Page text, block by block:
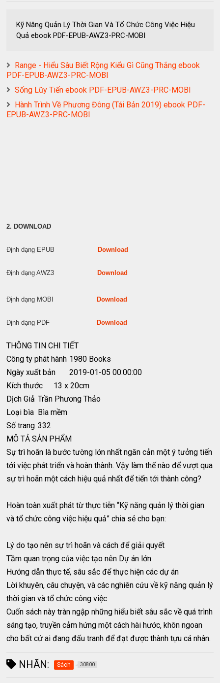
Kỹ Năng Quản Lý Thời Gian Và Tổ Chức Công Việc Hiệu
Quả ebook PDF-EPUB-AWZ3-PRC-MOBI
Range - Hiểu Sâu Biết Rộng Kiểu Gì Cũng Thắng ebook
PDF-EPUB-AWZ3-PRC-MOBI
Sống Lũy Tiến ebook PDF-EPUB-AWZ3-PRC-MOBI
Hành Trình Về Phương Đông (Tái Bản 2019) ebook PDF-
EPUB-AWZ3-PRC-MOBI
2. DOWNLOAD
Định dạng EPUB Download
Định dạng AWZ3 Download
Định dạng MOBI Download
Định dạng PDF Download
THÔNG TIN CHI TIẾT
Công ty phát hành 1980 Books
Ngày xuất bản
2019-01-05 00:00:00
Kích thước
13 x 20cm
Dịch Giả Trần Phương Thảo
Loại bìa Bìa mềm
Số trang 332
MÔ TẢ SẢN PHẨM
Sự trì hoãn là bước tường lớn nhất ngăn cản một ý tưởng tiến
tới việc phát triển và hoàn thành. Vậy làm thế nào để vượt qua
sự trì hoãn một cách hiệu quả nhất để tiến tới thành công?
Hoàn toàn xuất phát từ thực tiễn “Kỹ năng quản lý thời gian
và tổ chức công việc hiệu quả” chia sẻ cho bạn:
Lý do tạo nên sự trì hoãn và cách để giải quyết
Tầm quan trọng của việc tạo nên Dự án lớn
Hướng dẫn thực tế, sâu sắc để thực hiện các dự án
Lời khuyên, câu chuyện, và các nghiên cứu về kỹ năng quản lý
thời gian và tổ chức công việc
Cuốn sách này tràn ngập những hiểu biết sâu sắc về quá trình
sáng tạo, truyền cảm hứng một cách hài hước, khôn ngoan
cho bất cứ ai đang đấu tranh để đạt được thành tựu cá nhân.
NHÃN: Sách 30800